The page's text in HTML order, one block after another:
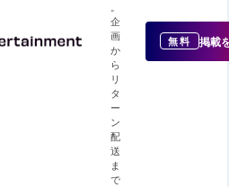
企
画
か
ら
リ
タ
ー
ン
配
送
ま
で
無料 掲載